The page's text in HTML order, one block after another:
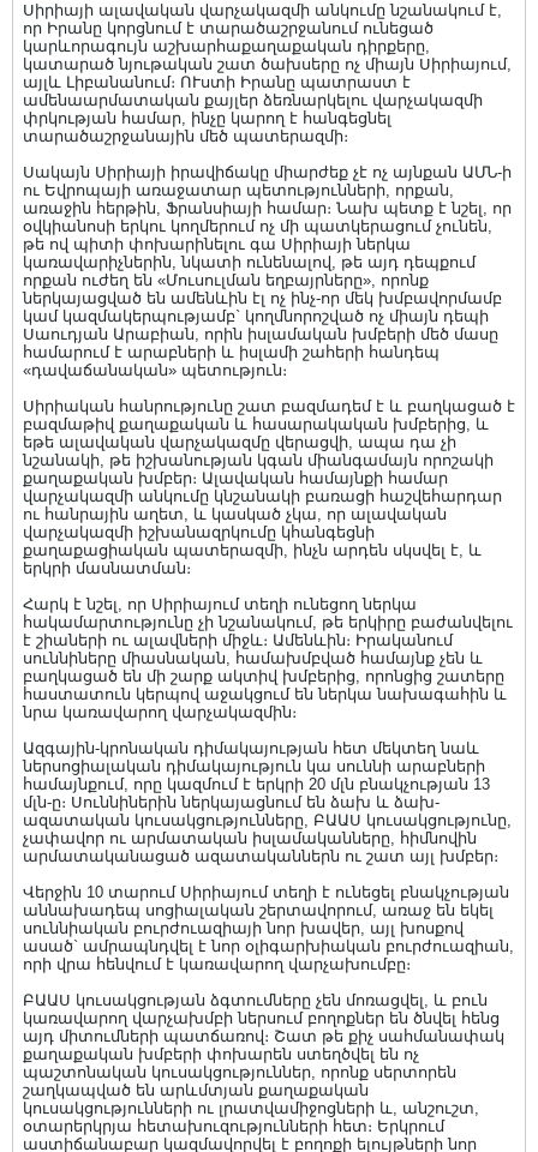
Սիրիայի ալավական վարչակազմի անկումը նշանակում է,
որ Իրանը կորցնում է տարածաշրջանում ունեցած
կարևորագույն աշխարհաքաղաքական դիրքերը,
կատարած նյութական շատ ծախսերը ոչ միայն Սիրիայում,
այլև Լիբանանում։ ՈՒստի Իրանը պատրաստ է
ամենաարմատական քայլեր ձեռնարկելու վարչակազմի
փրկության համար, ինչը կարող է հանգեցնել
տարածաշրջանային մեծ պատերազմի։
Սակայն Սիրիայի իրավիճակը միարժեք չէ ոչ այնքան ԱՄՆ-ի
ու Եվրոպայի առաջատար պետությունների, որքան,
առաջին հերթին, Ֆրանսիայի համար։ Նախ պետք է նշել, որ
օվկիանոսի երկու կողմերում ոչ մի պատկերացում չունեն,
թե ով պիտի փոխարինելու գա Սիրիայի ներկա
կառավարիչներին, նկատի ունենալով, թե այդ դեպքում
որքան ուժեղ են «Մուսուլման եղբայրները», որոնք
ներկայացված են ամենևին էլ ոչ ինչ-որ մեկ խմբավորմամբ
կամ կազմակերպությամբ` կողմնորոշված ոչ միայն դեպի
Սաուդյան Արաբիան, որին իսլամական խմբերի մեծ մասը
համարում է արաբների և իսլամի շահերի հանդեպ
«դավաճանական» պետություն։
Սիրիական հանրությունը շատ բազմադեմ է և բաղկացած է
բազմաթիվ քաղաքական և հասարակական խմբերից, և
եթե ալավական վարչակազմը վերացվի, ապա դա չի
նշանակի, թե իշխանության կգան միանգամայն որոշակի
քաղաքական խմբեր։ Ալավական համայնքի համար
վարչակազմի անկումը կնշանակի բառացի հաշվեհարդար
ու հանրային աղետ, և կասկած չկա, որ ալավական
վարչակազմի իշխանազրկումը կհանգեցնի
քաղաքացիական պատերազմի, ինչն արդեն սկսվել է, և
երկրի մասնատման։
Հարկ է նշել, որ Սիրիայում տեղի ունեցող ներկա
հակամարտությունը չի նշանակում, թե երկիրը բաժանվելու
է շիաների ու ալավների միջև։ Ամենևին։ Իրականում
սուննիները միասնական, համախմբված համայնք չեն և
բաղկացած են մի շարք ակտիվ խմբերից, որոնցից շատերը
հաստատուն կերպով աջակցում են ներկա նախագահին և
նրա կառավարող վարչակազմին։
Ազգային-կրոնական դիմակայության հետ մեկտեղ նաև
ներսոցիալական դիմակայություն կա սուննի արաբների
համայնքում, որը կազմում է երկրի 20 մլն բնակչության 13
մլն-ը։ Սուննիներին ներկայացնում են ձախ և ձախ-
ազատական կուսակցությունները, ԲԱԱՍ կուսակցությունը,
չափավոր ու արմատական իսլամականները, հիմնովին
արմատականացած ազատականներն ու շատ այլ խմբեր։
Վերջին 10 տարում Սիրիայում տեղի է ունեցել բնակչության
աննախադեպ սոցիալական շերտավորում, առաջ են եկել
սուննիական բուրժուազիայի նոր խավեր, այլ խոսքով
ասած` ամրապնդվել է նոր օլիգարխիական բուրժուազիան,
որի վրա հենվում է կառավարող վարչախումբը։
ԲԱԱՍ կուսակցության ձգտումները չեն մոռացվել, և բուն
կառավարող վարչախմբի ներսում բողոքներ են ծնվել հենց
այդ միտումների պատճառով։ Շատ թե քիչ սահմանափակ
քաղաքական խմբերի փոխարեն ստեղծվել են ոչ
պաշտոնական կուսակցություններ, որոնք սերտորեն
շաղկապված են արևմտյան քաղաքական
կուսակցությունների ու լրատվամիջոցների և, անշուշտ,
օտարերկրյա հետախուզությունների հետ։ Երկրում
աստիճանաբար կազմավորվել է բողոքի ելույթների նոր